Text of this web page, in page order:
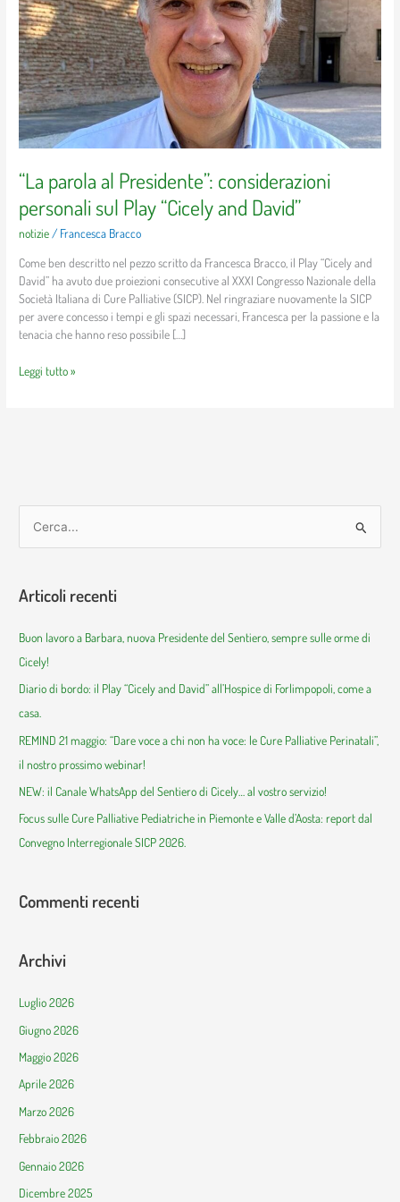
“La parola al Presidente”: considerazioni
personali sul Play “Cicely and David”
notizie / Francesca Bracco
Come ben descritto nel pezzo scritto da Francesca Bracco, il Play “Cicely and
David” ha avuto due proiezioni consecutive al XXXI Congresso Nazionale della
Società Italiana di Cure Palliative (SICP). Nel ringraziare nuovamente la SICP
per avere concesso i tempi e gli spazi necessari, Francesca per la passione e la
tenacia che hanno reso possibile […]
Presidente”:
considerazioni
personali
sul
Play
“Cicely
and
David”
Leggi tutto »
c
Articoli recenti
Buon lavoro a Barbara, nuova Presidente del Sentiero, sempre sulle orme di
Cicely!
Diario di bordo: il Play “Cicely and David” all’Hospice di Forlimpopoli, come a
casa.
REMIND 21 maggio: “Dare voce a chi non ha voce: le Cure Palliative Perinatali”,
il nostro prossimo webinar!
NEW: il Canale WhatsApp del Sentiero di Cicely… al vostro servizio!
Focus sulle Cure Palliative Pediatriche in Piemonte e Valle d’Aosta: report dal
Convegno Interregionale SICP 2026.
Commenti recenti
Archivi
Luglio 2026
Giugno 2026
Maggio 2026
Aprile 2026
Marzo 2026
Febbraio 2026
Gennaio 2026
Dicembre 2025